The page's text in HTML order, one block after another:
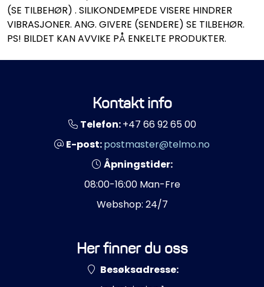
(SE TILBEHØR) . SILIKONDEMPEDE VISERE HINDRER
VIBRASJONER. ANG. GIVERE (SENDERE) SE TILBEHØR.
PS! BILDET KAN AVVIKE PÅ ENKELTE PRODUKTER.
Kontakt info
Telefon:+47 66 92 65 00
E-post:postmaster@telmo.no
Åpningstider:
08:00-16:00 Man-Fre
Webshop: 24/7
Her finner du oss
Besøksadresse: